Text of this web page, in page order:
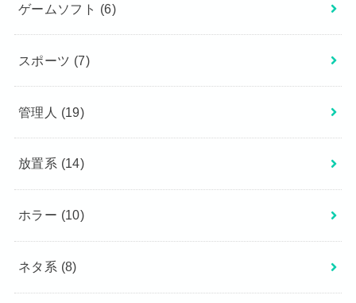
ゲームソフト (6)
スポーツ (7)
管理人 (19)
放置系 (14)
ホラー (10)
ネタ系 (8)